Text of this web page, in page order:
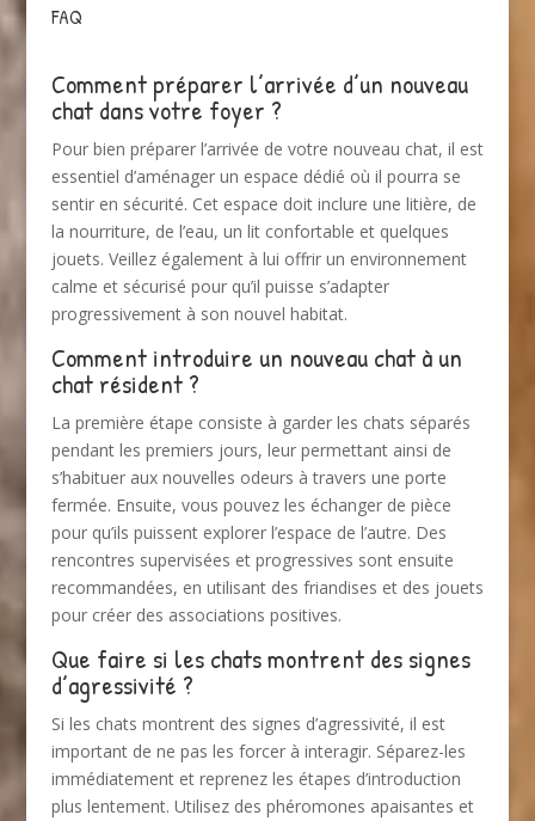
FAQ
Comment préparer l’arrivée d’un nouveau
chat dans votre foyer ?
Pour bien préparer l’arrivée de votre nouveau chat, il est
essentiel d’aménager un espace dédié où il pourra se
sentir en sécurité. Cet espace doit inclure une litière, de
la nourriture, de l’eau, un lit confortable et quelques
jouets. Veillez également à lui offrir un environnement
calme et sécurisé pour qu’il puisse s’adapter
progressivement à son nouvel habitat.
Comment introduire un nouveau chat à un
chat résident ?
La première étape consiste à garder les chats séparés
pendant les premiers jours, leur permettant ainsi de
s’habituer aux nouvelles odeurs à travers une porte
fermée. Ensuite, vous pouvez les échanger de pièce
pour qu’ils puissent explorer l’espace de l’autre. Des
rencontres supervisées et progressives sont ensuite
recommandées, en utilisant des friandises et des jouets
pour créer des associations positives.
Que faire si les chats montrent des signes
d’agressivité ?
Si les chats montrent des signes d’agressivité, il est
important de ne pas les forcer à interagir. Séparez-les
immédiatement et reprenez les étapes d’introduction
plus lentement. Utilisez des phéromones apaisantes et